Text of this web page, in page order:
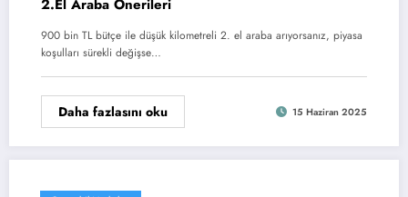
2.El Araba Önerileri
900 bin TL bütçe ile düşük kilometreli 2. el araba arıyorsanız, piyasa
koşulları sürekli değişse…
Daha fazlasını oku 15 Haziran 2025